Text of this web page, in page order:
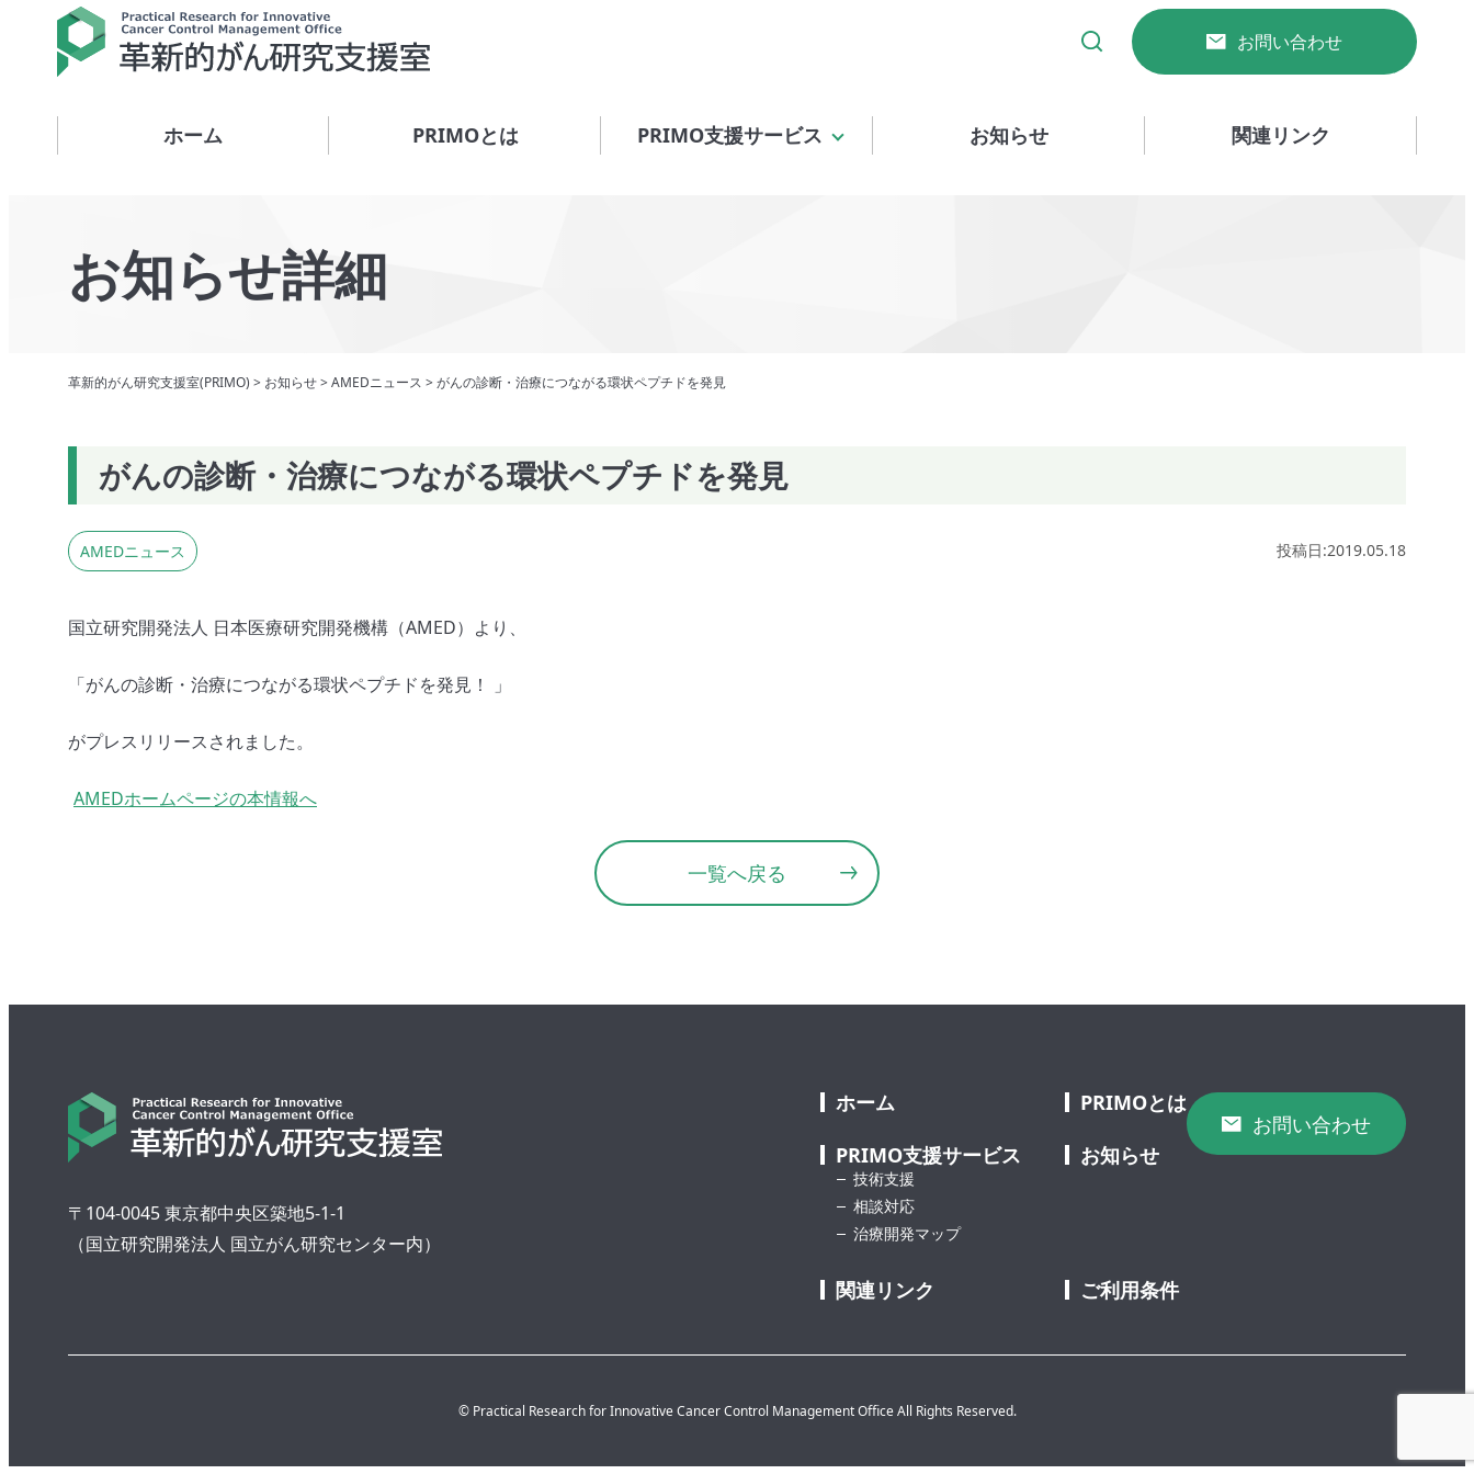
お問い合わせ
ホーム PRIMOとは PRIMO支援サービス お知らせ 関連リンク
お知らせ詳細
革新的がん研究支援室(PRIMO) > お知らせ>AMEDニュース >がんの診断・治療につながる環状ペプチドを発見
がんの診断・治療につながる環状ペプチドを発見
AMEDニュース 投稿日:2019.05.18
国立研究開発法人 日本医療研究開発機構（AMED）より、
「がんの診断・治療につながる環状ペプチドを発見！ 」
がプレスリリースされました。
AMEDホームページの本情報へ
一覧へ戻る
〒104-0045 東京都中央区築地5-1-1
（国立研究開発法人 国立がん研究センター内）
ホーム
PRIMOとは
PRIMO支援サービス
技術支援
相談対応
治療開発マップ
お知らせ
関連リンク ご利用条件
お問い合わせ
© Practical Research for Innovative Cancer Control Management Office All Rights Reserved.